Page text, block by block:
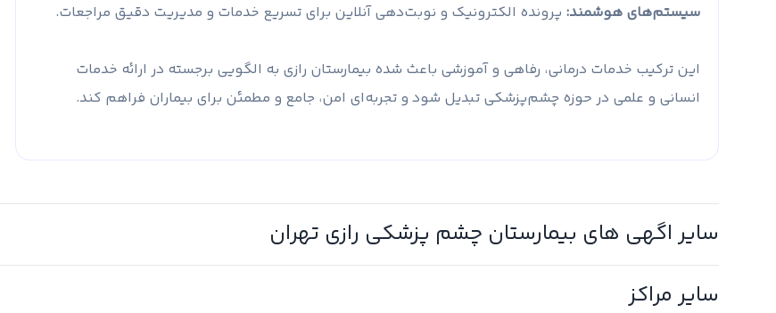
سیستم‌های هوشمند: پرونده الکترونیک و نوبت‌دهی آنلاین برای تسریع خدمات و مدیریت دقیق مراجعات.
این ترکیب خدمات درمانی، رفاهی و آموزشی باعث شده بیمارستان رازی به الگویی برجسته در ارائه خدمات
انسانی و علمی در حوزه چشم‌پزشکی تبدیل شود و تجربه‌ای امن، جامع و مطمئن برای بیماران فراهم کند.
سایر اگهی های بیمارستان چشم‌ پزشکی رازی تهران
سایر مراکز